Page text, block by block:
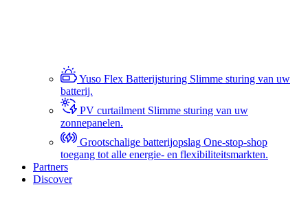
Yuso Flex Batterijsturing Slimme sturing van uw
batterij.
PV curtailment Slimme sturing van uw
zonnepanelen.
Grootschalige batterijopslag One-stop-shop
toegang tot alle energie- en flexibiliteitsmarkten.
Partners
Discover